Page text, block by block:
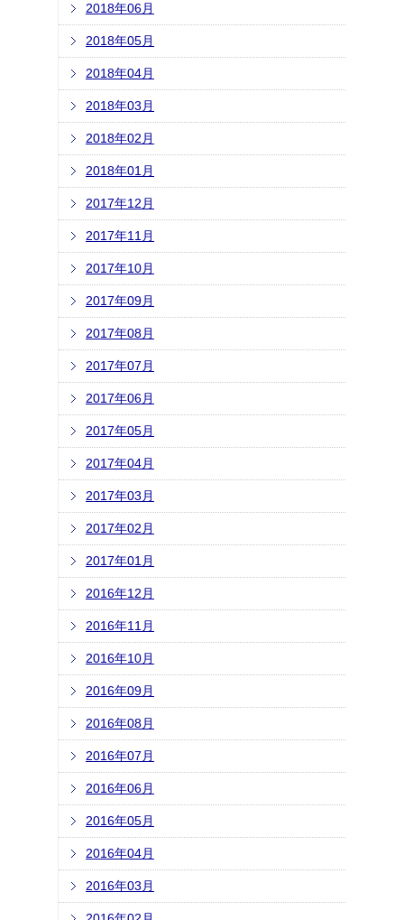
2018年06月
2018年05月
2018年04月
2018年03月
2018年02月
2018年01月
2017年12月
2017年11月
2017年10月
2017年09月
2017年08月
2017年07月
2017年06月
2017年05月
2017年04月
2017年03月
2017年02月
2017年01月
2016年12月
2016年11月
2016年10月
2016年09月
2016年08月
2016年07月
2016年06月
2016年05月
2016年04月
2016年03月